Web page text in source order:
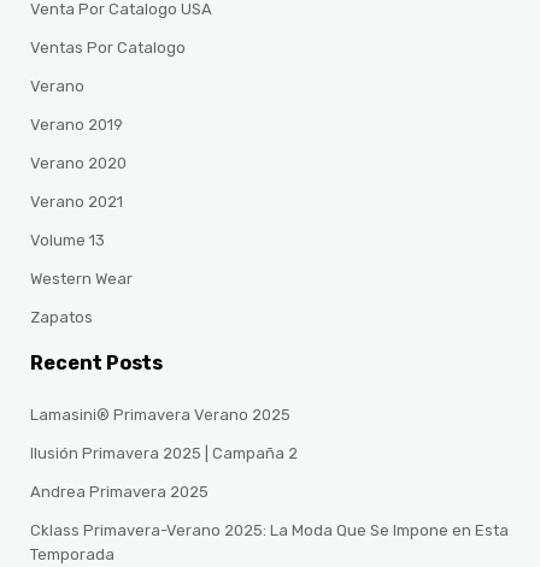
Venta Por Catalogo USA
Ventas Por Catalogo
Verano
Verano 2019
Verano 2020
Verano 2021
Volume 13
Western Wear
Zapatos
Recent Posts
Lamasini® Primavera Verano 2025
Ilusión Primavera 2025 | Campaña 2
Andrea Primavera 2025
Cklass Primavera-Verano 2025: La Moda Que Se Impone en Esta
Temporada